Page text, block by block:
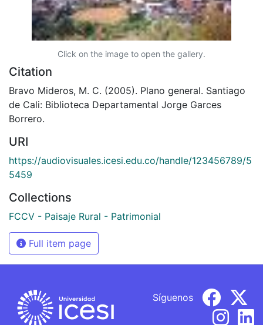
Click on the image to open the gallery.
Citation
Bravo Mideros, M. C. (2005). Plano general. Santiago
de Cali: Biblioteca Departamental Jorge Garces
Borrero.
URI
https://audiovisuales.icesi.edu.co/handle/123456789/5
5459
Collections
FCCV - Paisaje Rural - Patrimonial
Full item page
Síguenos